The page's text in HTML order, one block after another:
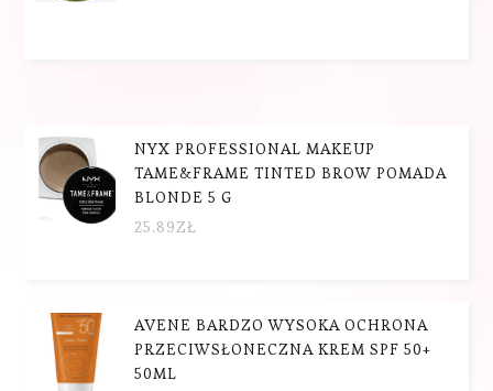
NYX PROFESSIONAL MAKEUP
TAME&FRAME TINTED BROW POMADA
BLONDE 5 G
25.89ZŁ
AVENE BARDZO WYSOKA OCHRONA
PRZECIWSŁONECZNA KREM SPF 50+
50ML